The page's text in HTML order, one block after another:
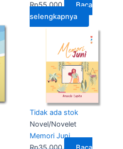
Rp55.000
Baca
selengkapnya
Tidak ada stok
Novel/Novelet
Memori Juni